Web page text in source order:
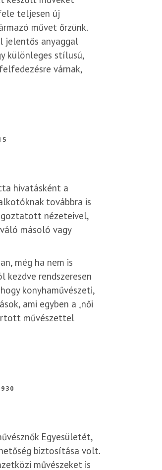
teljesen új
művet őrzünk.
jelentős anyaggal
különleges stílusú,
várnak,
hivatásként a
továbbra is
nézeteivel,
másoló vagy
még ha nem is
rendszeresen
konyhaművészeti,
ami egyben a „női
művészettel
Egyesületét,
biztosítása volt.
művészeket is